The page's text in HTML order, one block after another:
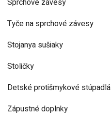
Sprchové závesy
Tyče na sprchové závesy
Stojanya sušiaky
Stoličky
Detské protišmykové stúpadlá
Zápustné doplnky